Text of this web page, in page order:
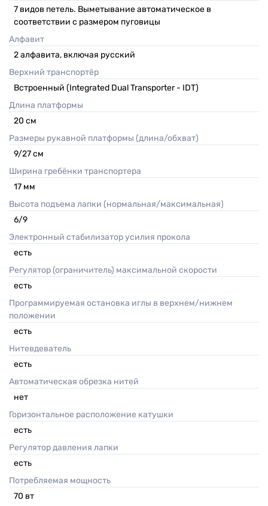
7 видов петель. Выметывание автоматическое в
соответствии с размером пуговицы
Алфавит
2 алфавита, включая русский
Верхний транспортёр
Встроенный (Integrated Dual Transporter - IDT)
Длина платформы
20 см
Размеры рукавной платформы (длина/обхват)
9/27см
Ширина гребёнки транспортера
17 мм
Высота подъема лапки (нормальная/максимальная)
6/9
Электронный стабилизатор усилия прокола
есть
Регулятор (ограничитель) максимальной скорости
есть
Программируемая остановка иглы в верхнем/нижнем
положении
есть
Нитевдеватель
есть
Автоматическая обрезка нитей
нет
Горизонтальное расположение катушки
есть
Регулятор давления лапки
есть
Потребляемая мощность
70 вт